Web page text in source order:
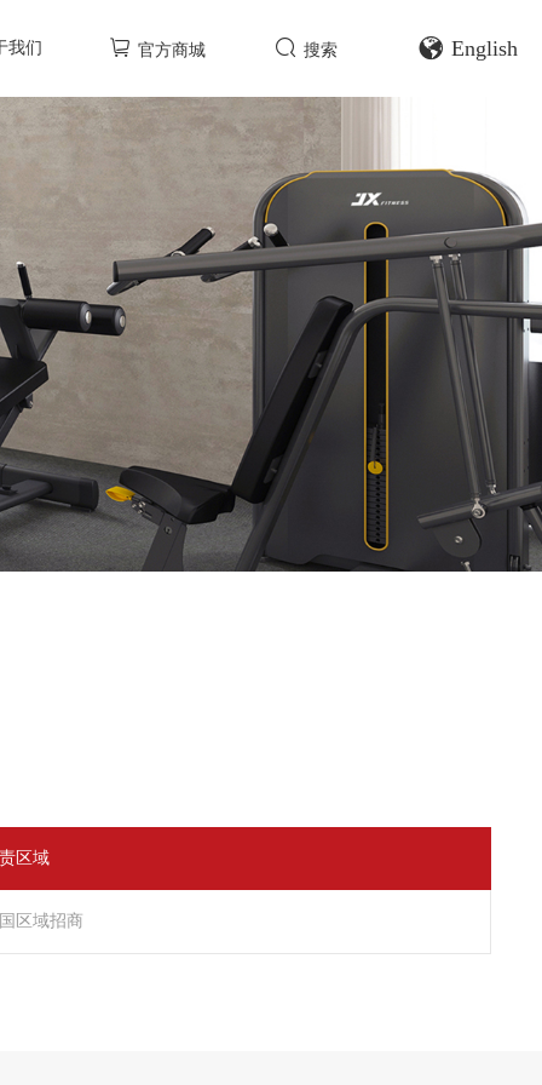
我们 官方商城 搜索 English
区域
区域招商